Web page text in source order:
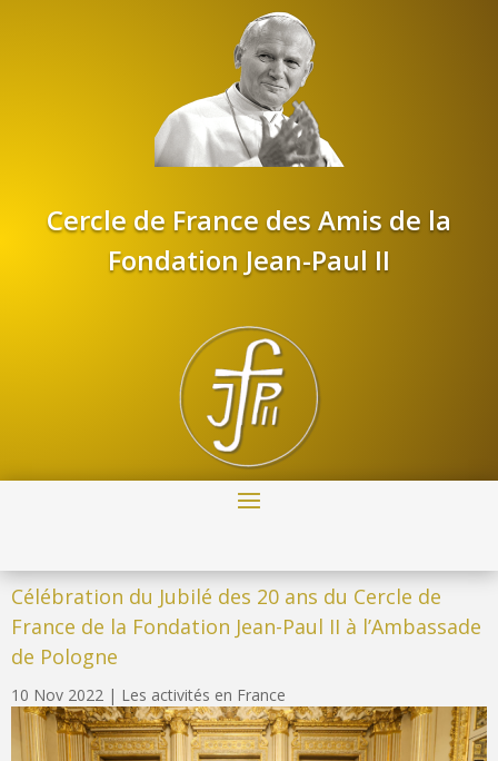
Cercle de France des Amis de la
Fondation Jean-Paul II
Célébration du Jubilé des 20 ans du Cercle de
France de la Fondation Jean-Paul II à l’Ambassade
de Pologne
10 Nov 2022 | Les activités en France